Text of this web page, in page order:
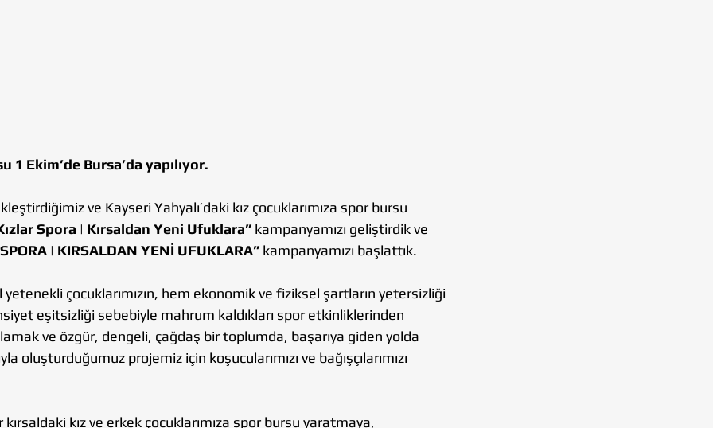
1 Ekim’de Bursa’da yapılıyor.
ve Kayseri Yahyalı’daki kız çocuklarımıza spor bursu
Spora | Kırsaldan Yeni Ufuklara” kampanyamızı geliştirdik ve
| KIRSALDAN YENİ UFUKLARA” kampanyamızı başlattık.
yetenekli çocuklarımızın, hem ekonomik ve fiziksel şartların yetersizliği
eşitsizliği sebebiyle mahrum kaldıkları spor etkinliklerinden
ve özgür, dengeli, çağdaş bir toplumda, başarıya giden yolda
oluşturduğumuz projemiz için koşucularımızı ve bağışçılarımızı
kız ve erkek çocuklarımıza spor bursu yaratmaya,